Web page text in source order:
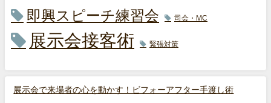
即興スピーチ練習会 司会・MC
展示会接客術 緊張対策
展示会で来場者の心を動かす！ビフォーアフター手渡し術